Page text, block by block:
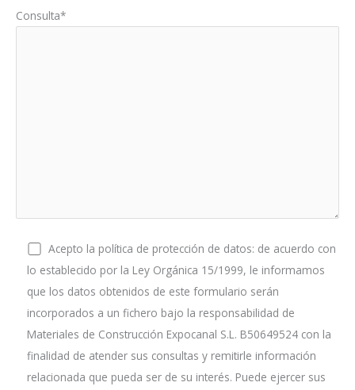
Consulta*
Acepto la política de protección de datos: de acuerdo con
lo establecido por la Ley Orgánica 15/1999, le informamos
que los datos obtenidos de este formulario serán
incorporados a un fichero bajo la responsabilidad de
Materiales de Construcción Expocanal S.L. B50649524 con la
finalidad de atender sus consultas y remitirle información
relacionada que pueda ser de su interés. Puede ejercer sus